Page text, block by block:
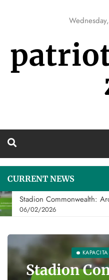
CURRENT NEWS
Stadion Commonwealth:
06/02/2026
STADIONU